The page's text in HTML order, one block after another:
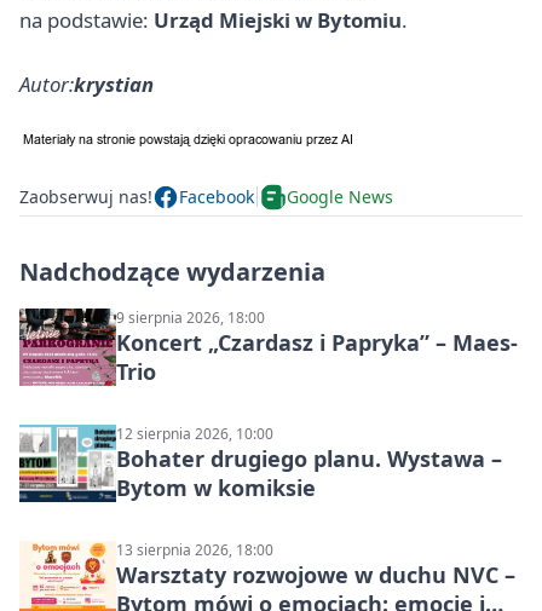
na podstawie: Urząd Miejski w Bytomiu.
Autor:krystian
Zaobserwuj nas! Facebook Google News
Nadchodzące wydarzenia
9 sierpnia 2026, 18:00
Koncert „Czardasz i Papryka” – Maes-
Trio
12 sierpnia 2026, 10:00
Bohater drugiego planu. Wystawa –
Bytom w komiksie
13 sierpnia 2026, 18:00
Warsztaty rozwojowe w duchu NVC –
Bytom mówi o emocjach: emocje i